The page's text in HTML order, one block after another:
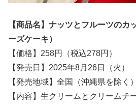
【商品名】ナッツとフルーツのカ
ーズケーキ）
【価格】258円（税込278円）
【発売日】2025年8月26日（火）
【発売地域】全国（沖縄県を除く）
【内容】生クリームとクリームチ